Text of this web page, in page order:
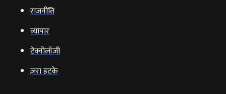
राजनीति
व्‍यापार
टेक्‍नोलॉजी
ज़रा हटके